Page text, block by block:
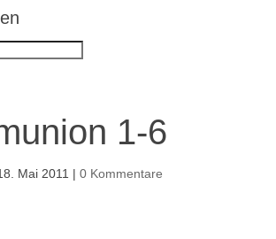
1-6
Mai 2011 | 0 Kommentare